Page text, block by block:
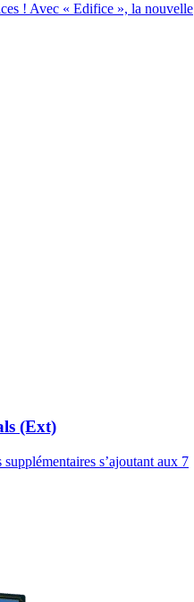
! Avec « Edifice », la nouvelle
(Ext)
s’ajoutant aux 7